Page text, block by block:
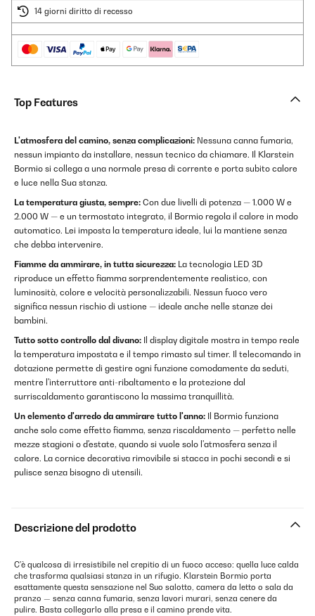
14 giorni diritto di recesso
Top Features
L'atmosfera del camino, senza complicazioni: Nessuna canna fumaria,
nessun impianto da installare, nessun tecnico da chiamare. Il Klarstein
Bormio si collega a una normale presa di corrente e porta subito calore
e luce nella Sua stanza.
La temperatura giusta, sempre: Con due livelli di potenza — 1.000 W e
2.000 W — e un termostato integrato, il Bormio regola il calore in modo
automatico. Lei imposta la temperatura ideale, lui la mantiene senza
che debba intervenire.
Fiamme da ammirare, in tutta sicurezza: La tecnologia LED 3D
riproduce un effetto fiamma sorprendentemente realistico, con
luminosità, colore e velocità personalizzabili. Nessun fuoco vero
significa nessun rischio di ustione — ideale anche nelle stanze dei
bambini.
Tutto sotto controllo dal divano: Il display digitale mostra in tempo reale
la temperatura impostata e il tempo rimasto sul timer. Il telecomando in
dotazione permette di gestire ogni funzione comodamente da seduti,
mentre l'interruttore anti-ribaltamento e la protezione dal
surriscaldamento garantiscono la massima tranquillità.
Un elemento d'arredo da ammirare tutto l'anno: Il Bormio funziona
anche solo come effetto fiamma, senza riscaldamento — perfetto nelle
mezze stagioni o d'estate, quando si vuole solo l'atmosfera senza il
calore. La cornice decorativa rimovibile si stacca in pochi secondi e si
pulisce senza bisogno di utensili.
Descrizione del prodotto
C'è qualcosa di irresistibile nel crepitio di un fuoco acceso: quella luce calda
che trasforma qualsiasi stanza in un rifugio. Klarstein Bormio porta
esattamente questa sensazione nel Suo salotto, camera da letto o sala da
pranzo — senza canna fumaria, senza lavori murari, senza cenere da
pulire. Basta collegarlo alla presa e il camino prende vita.